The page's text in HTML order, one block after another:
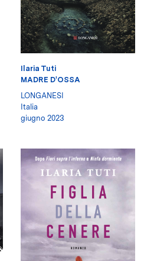
Ilaria Tuti
MADRE D'OSSA
LONGANESI
Italia
giugno 2023